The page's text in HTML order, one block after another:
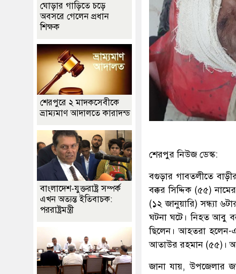
শেরপুর নিউজ ডেস্ক:
বগুড়ার গাবতলীতে
বক্কর সিদ্দিক (৫৫)
(১২ জানুয়ারি) সন্ধ্যা
ঘটনা ঘটে। নিহত আবু
ছিলেন। আহতরা হলেন-
আতাউর রহমান (৫৫)।
জানা যায়, উপজেলার
ঘোড়ার গাড়িতে চড়ে
অবসরে গেলেন প্রধান
শিক্ষক
শেরপুরে ২ মাদকসেবীকে
ভ্রাম্যমাণ আদালতে কারাদন্ড
বাংলাদেশ-যুক্তরাষ্ট্র সম্পর্ক
এখন অত্যন্ত ইতিবাচক:
পররাষ্ট্রমন্ত্রী